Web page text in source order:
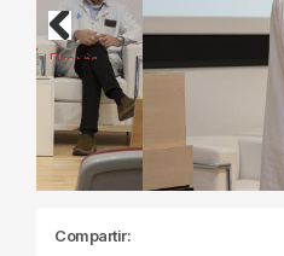
Previous
Compartir: